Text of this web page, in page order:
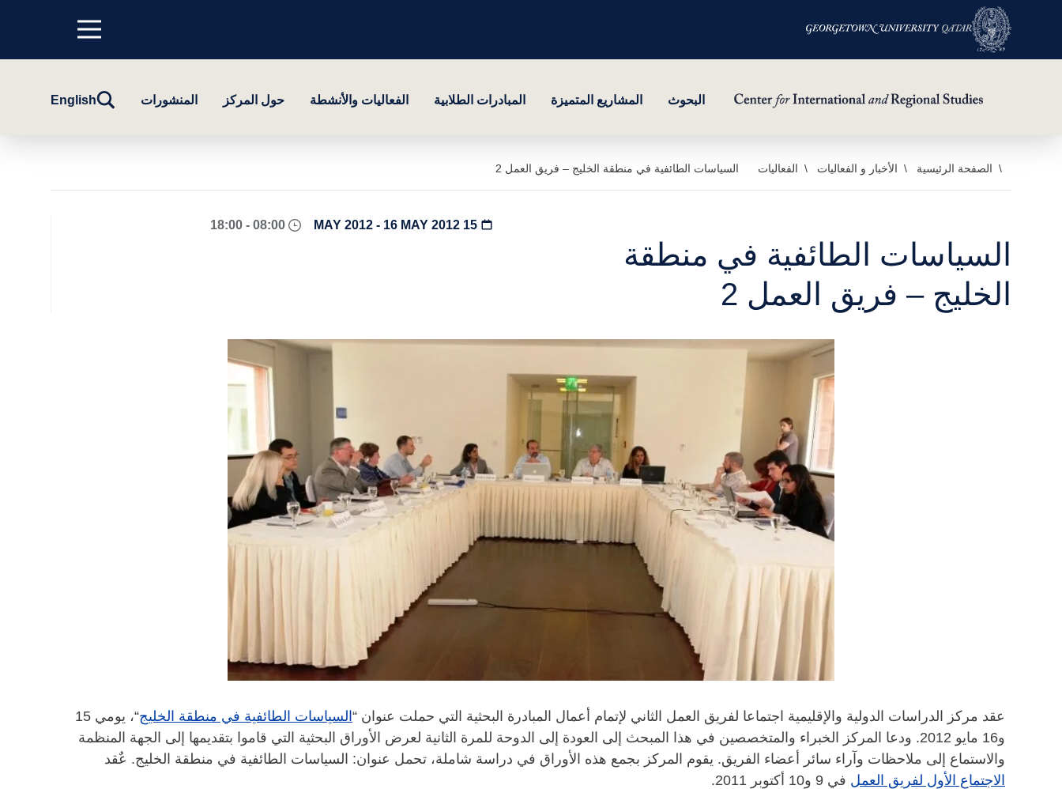
Menu
top
البحوث المشاريع المتميزة المبادرات الطلابية الفعاليات والأنشطة حول المركز المنشورات
تبديلEnglish
الصفحة الرئيسية الأخبار و الفعاليات الفعاليات السياسات الطائفية في منطقة الخليج – فريق العمل 2
السياسات الطائفية في منطقة
الخليج – فريق العمل 2
عقد مركز الدراسات الدولية والإقليمية اجتماعا لفريق العمل الثاني لإتمام أعمال المبادرة البحثية التي حملت عنوان “ السياسات الطائفية في منطقة الخليج
“، يومي 15
و16 مايو 2012. ودعا المركز الخبراء والمتخصصين في هذا المبحث إلى العودة إلى الدوحة للمرة الثانية لعرض الأوراق البحثية التي قاموا بتقديمها إلى الجهة المنظمة
والاستماع إلى ملاحظات وآراء سائر أعضاء الفريق. يقوم المركز بجمع هذه الأوراق في دراسة شاملة، تحمل عنوان: السياسات الطائفية في منطقة الخليج. عٌقد
الاجتماع الأول لفريق العمل في 9 و10 أكتوبر 2011.